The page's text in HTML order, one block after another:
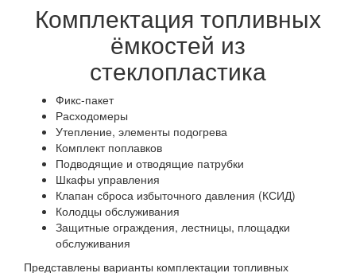
Комплектация топливных
ёмкостей из
стеклопластика
Фикс-пакет
Расходомеры
Утепление, элементы подогрева
Комплект поплавков
Подводящие и отводящие патрубки
Шкафы управления
Клапан сброса избыточного давления (КСИД)
Колодцы обслуживания
Защитные ограждения, лестницы, площадки
обслуживания
Представлены варианты комплектации топливных